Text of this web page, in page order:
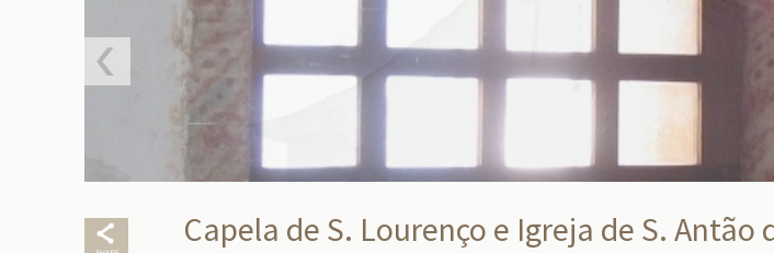
Capela de S. Lourenço e Igreja de S. Antão